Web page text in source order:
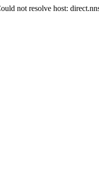
not resolve host: